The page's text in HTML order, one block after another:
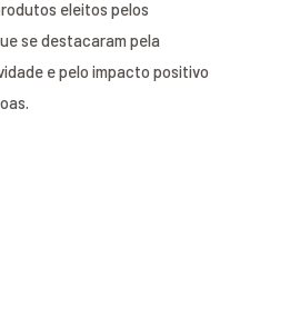
eleitos pelos
se destacaram pela
e pelo impacto positivo